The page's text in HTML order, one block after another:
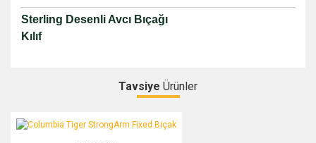
Sterling Desenli Avcı Bıçağı
Kılıf
Tavsiye Ürünler
Columbia Tiger StrongArm Fixed Biçak